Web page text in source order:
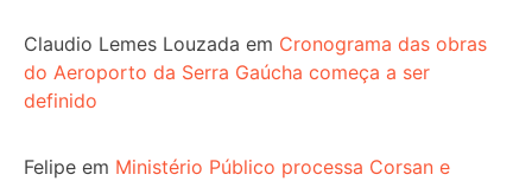
Claudio Lemes Louzada em Cronograma das obras
do Aeroporto da Serra Gaúcha começa a ser
definido
Felipe em Ministério Público processa Corsan e